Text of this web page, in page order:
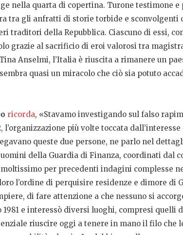
nella quarta di copertina. Turone testimone
tra gli anfratti di storie torbide e
traditori della Repubblica. Ciascuno di essi,
grazie al sacrificio di eroi valorosi tra
Anselmi, l’Italia è riuscita a rimanere un
quasi un miracolo che ciò sia potuto
ricorda, «Stavamo investigando sul falso
l’organizzazione più volte toccata
queste due persone, ne parlo nel
della Guardia di Finanza, coordinati dal
per precedenti indagini complesse
l’ordine di perquisire residenze e dimore
di fare attenzione a che nessuno si
1981 e interessò diversi luoghi, compresi
riuscire oggi a tenere in mano il filo